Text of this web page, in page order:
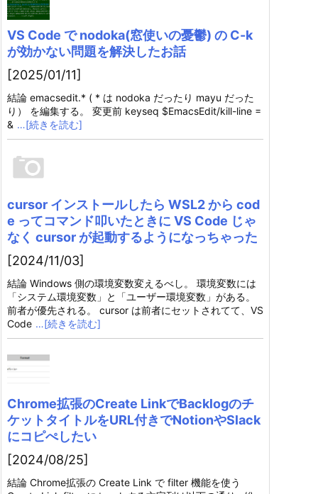
VS Code で nodoka(窓使いの憂鬱) の C-k
が効かない問題を解決したお話
[2025/01/11]
結論 emacsedit.* ( * は nodoka だったり mayu だった
り） を編集する。 変更前 keyseq $EmacsEdit/kill-line =
& …[続きを読む]
cursor インストールしたら WSL2 から cod
e ってコマンド叩いたときに VS Code じゃ
なく cursor が起動するようになっちゃった
[2024/11/03]
結論 Windows 側の環境変数変えるべし。 環境変数には
「システム環境変数」と「ユーザー環境変数」がある。
前者が優先される。 cursor は前者にセットされてて、VS
Code …[続きを読む]
Chrome拡張のCreate LinkでBacklogのチ
ケットタイトルをURL付きでNotionやSlack
にコピぺしたい
[2024/08/25]
結論 Chrome拡張の Create Link で filter 機能を使う